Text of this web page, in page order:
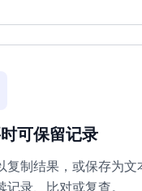
可保留记录
复制结果，或保存为文
记录、比对或复查。